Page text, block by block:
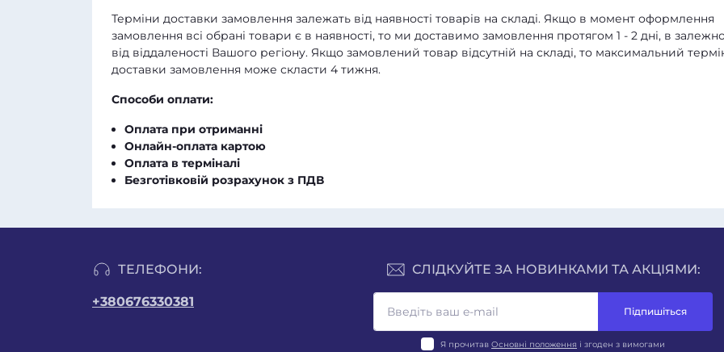
Терміни доставки замовлення залежать від наявності товарів на складі. Якщо в момент оформлення
замовлення всі обрані товари є в наявності, то ми доставимо замовлення протягом 1 - 2 дні, в
від віддаленості Вашого регіону. Якщо замовлений товар відсутній на складі, то максимальний
доставки замовлення може скласти 4 тижня.
Способи оплати:
Оплата при отриманні
Онлайн-оплата картою
Оплата в терміналі
Безготівковій розрахунок з ПДВ
ТЕЛЕФОНИ:
+380676330381
СЛІДКУЙТЕ ЗА НОВИНКАМИ ТА АКЦІЯМИ:
Підпишіться
Я прочитав Основні положення і згоден з вимогами